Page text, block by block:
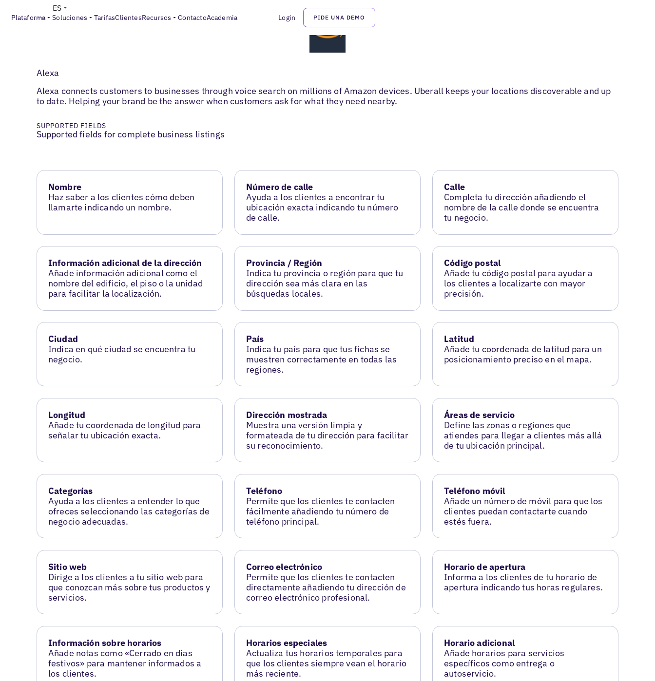
Plataforma Soluciones TarifasClientesRecursos ContactoAcademia Login PIDE UNA DEMO
ES
Alexa
Alexa connects customers to businesses through voice search on millions of Amazon devices. Uberall keeps your locations discoverable and up
to date. Helping your brand be the answer when customers ask for what they need nearby.
SUPPORTED FIELDS
Supported fields for complete business listings
Nombre
Haz saber a los clientes cómo deben
llamarte indicando un nombre.
Número de calle
Ayuda a los clientes a encontrar tu
ubicación exacta indicando tu número
de calle.
Calle
Completa tu dirección añadiendo el
nombre de la calle donde se encuentra
tu negocio.
Información adicional de la dirección
Añade información adicional como el
nombre del edificio, el piso o la unidad
para facilitar la localización.
Provincia / Región
Indica tu provincia o región para que tu
dirección sea más clara en las
búsquedas locales.
Código postal
Añade tu código postal para ayudar a
los clientes a localizarte con mayor
precisión.
Ciudad
Indica en qué ciudad se encuentra tu
negocio.
País
Indica tu país para que tus fichas se
muestren correctamente en todas las
regiones.
Latitud
Añade tu coordenada de latitud para un
posicionamiento preciso en el mapa.
Longitud
Añade tu coordenada de longitud para
señalar tu ubicación exacta.
Dirección mostrada
Muestra una versión limpia y
formateada de tu dirección para facilitar
su reconocimiento.
Áreas de servicio
Define las zonas o regiones que
atiendes para llegar a clientes más allá
de tu ubicación principal.
Categorías
Ayuda a los clientes a entender lo que
ofreces seleccionando las categorías de
negocio adecuadas.
Teléfono
Permite que los clientes te contacten
fácilmente añadiendo tu número de
teléfono principal.
Teléfono móvil
Añade un número de móvil para que los
clientes puedan contactarte cuando
estés fuera.
Sitio web
Dirige a los clientes a tu sitio web para
que conozcan más sobre tus productos y
servicios.
Correo electrónico
Permite que los clientes te contacten
directamente añadiendo tu dirección de
correo electrónico profesional.
Horario de apertura
Informa a los clientes de tu horario de
apertura indicando tus horas regulares.
Información sobre horarios
Añade notas como «Cerrado en días
festivos» para mantener informados a
los clientes.
Horarios especiales
Actualiza tus horarios temporales para
que los clientes siempre vean el horario
más reciente.
Horario adicional
Añade horarios para servicios
específicos como entrega o
autoservicio.